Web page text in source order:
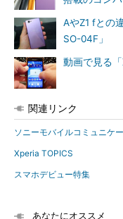
AやZ1 fとの
SO-04F」
動画で見る
関連リンク
ソニーモバイルコミュニケ
Xperia TOPICS
スマホデビュー特集
あなたにオススメ